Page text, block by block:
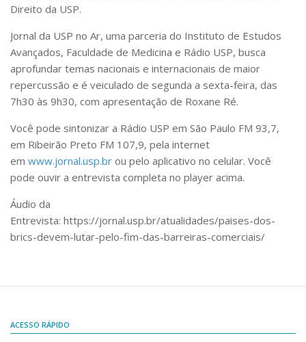
Direito da USP.
Jornal da USP no Ar, uma parceria do Instituto de Estudos
Avançados, Faculdade de Medicina e Rádio USP, busca
aprofundar temas nacionais e internacionais de maior
repercussão e é veiculado de segunda a sexta-feira, das
7h30 às 9h30, com apresentação de Roxane Ré.
Você pode sintonizar a Rádio USP em São Paulo FM 93,7,
em Ribeirão Preto FM 107,9, pela internet
em www.jornal.usp.br ou pelo aplicativo no celular. Você
pode ouvir a entrevista completa no player acima.
Áudio da
Entrevista: https://jornal.usp.br/atualidades/paises-dos-
brics-devem-lutar-pelo-fim-das-barreiras-comerciais/
ACESSO RÁPIDO